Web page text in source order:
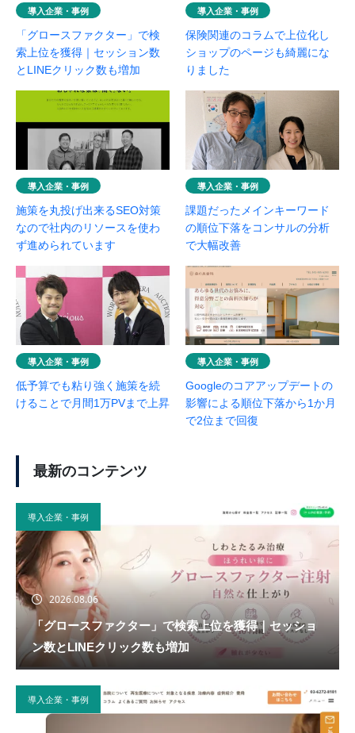
導入企業・事例
「グロースファクター」で検
索上位を獲得｜セッション数
とLINEクリック数も増加
導入企業・事例
保険関連のコラムで上位化し
ショップのページも綺麗にな
りました
導入企業・事例
施策を丸投げ出来るSEO対策
なので社内のリソースを使わ
ず進められています
導入企業・事例
課題だったメインキーワード
の順位下落をコンサルの分析
で大幅改善
導入企業・事例
低予算でも粘り強く施策を続
けることで月間1万PVまで上昇
導入企業・事例
Googleのコアアップデートの
影響による順位下落から1か月
で2位まで回復
最新のコンテンツ
導入企業・事例
2026.08.06
「グロースファクター」で検索上位を獲得｜セッショ
ン数とLINEクリック数も増加
導入企業・事例